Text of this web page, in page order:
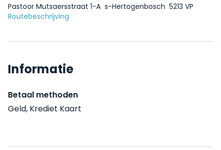
Pastoor Mutsaersstraat 1-A s-Hertogenbosch 5213 VP
Routebeschrijving
Informatie
Betaal methoden
Geld, Krediet Kaart